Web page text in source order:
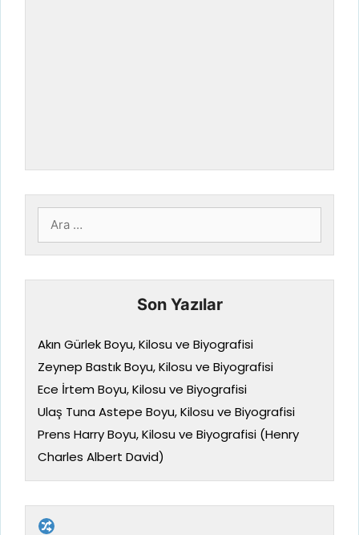
için
ara
Son Yazılar
Akın Gürlek Boyu, Kilosu ve Biyografisi
Zeynep Bastık Boyu, Kilosu ve Biyografisi
Ece İrtem Boyu, Kilosu ve Biyografisi
Ulaş Tuna Astepe Boyu, Kilosu ve Biyografisi
Prens Harry Boyu, Kilosu ve Biyografisi (Henry
Charles Albert David)